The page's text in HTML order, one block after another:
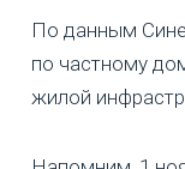
По данным
по частному
жилой